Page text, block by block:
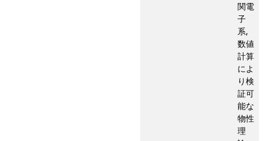
関電
子
系,
数値
計算
によ
り検
証可
能な
物性
理